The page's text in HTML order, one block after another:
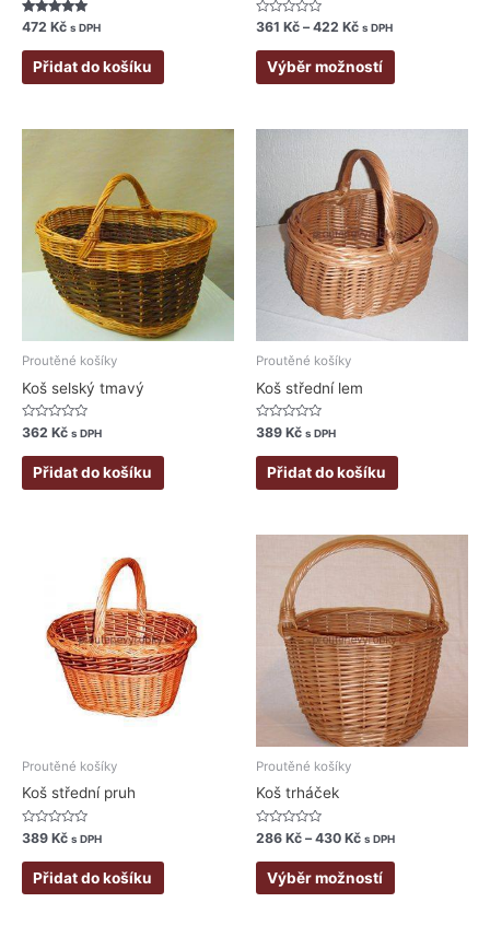
Hodnocení
5.00
z 5
472 Kč s DPH
Přidat do košíku
Hodnocení
0
z
361 Kč – 422 Kč s DPH
Výběr možností
Proutěné košíky
Koš selský tmavý
Hodnocení
0
z
362 Kč s DPH
Přidat do košíku
Proutěné košíky
Koš střední lem
Hodnocení
0
z
389 Kč s DPH
Přidat do košíku
Proutěné košíky
Koš střední pruh
Hodnocení
0
z
389 Kč s DPH
Přidat do košíku
Proutěné košíky
Koš trháček
Hodnocení
0
z
286 Kč – 430 Kč
Rozpětí
430 Kč
s DPH
Výběr možností
Tento
produkt
více
variant.
Možnosti
lze
vybrat
na